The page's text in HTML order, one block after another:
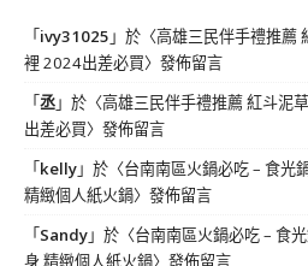
「ivy31025 」於〈高雄三民伴手禮推薦
裡 2024出差必買〉發佈留言
「丞」於〈高雄三民伴手禮推薦 紅斗泥
出差必買〉發佈留言
「kelly」於〈台南南區火鍋必吃 – 食光
精緻個人紙火鍋〉發佈留言
「Sandy」於〈台南南區火鍋必吃 – 食
身 精緻個人紙火鍋〉發佈留言